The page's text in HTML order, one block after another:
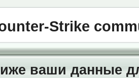
Strike
ваши данные